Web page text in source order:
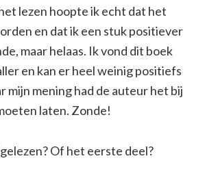
lezen hoopte ik echt dat het
en dat ik een stuk positiever
maar helaas. Ik vond dit boek
en kan er heel weinig positiefs
mijn mening had de auteur het bij
laten. Zonde!
Of het eerste deel?